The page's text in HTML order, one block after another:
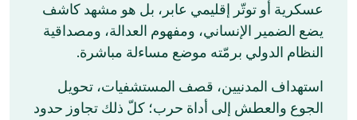
عسكرية أو توتّر إقليمي عابر، بل هو مشهد كاشف
يضع الضمير الإنساني، ومفهوم العدالة، ومصداقية
النظام الدولي برمّته موضع مساءلة مباشرة.
استهداف المدنيين، قصف المستشفيات، تحويل
الجوع والعطش إلى أداة حرب؛ كلّ ذلك تجاوز حدود